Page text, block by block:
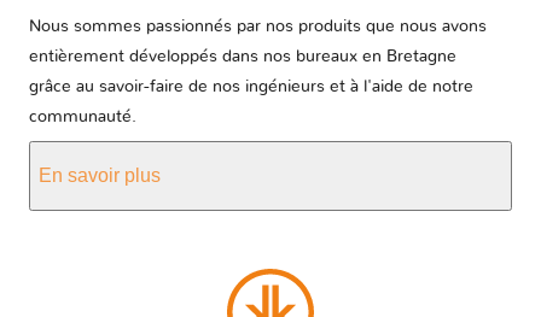
Nous sommes passionnés par nos produits que nous avons
entièrement développés dans nos bureaux en Bretagne
grâce au savoir-faire de nos ingénieurs et à l'aide de notre
communauté.
En savoir plus